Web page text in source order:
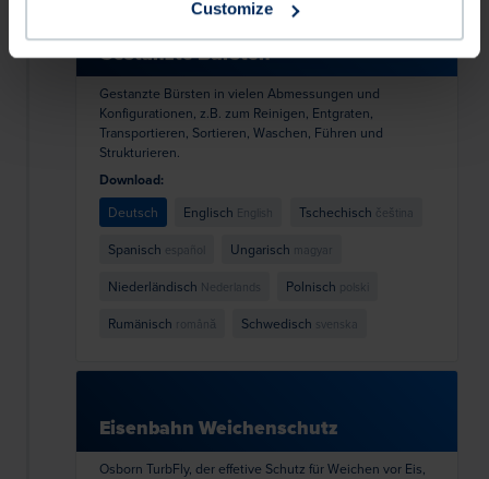
Customize
Gestanzte Bürsten
Gestanzte Bürsten in vielen Abmessungen und
Konfigurationen, z.B. zum Reinigen, Entgraten,
Transportieren, Sortieren, Waschen, Führen und
Strukturieren.
Download:
Deutsch
Englisch English Tschechisch čeština
Spanisch español Ungarisch magyar
Niederländisch Nederlands Polnisch polski
Rumänisch română Schwedisch svenska
Eisenbahn Weichenschutz
Osborn TurbFly, der effetive Schutz für Weichen vor Eis,